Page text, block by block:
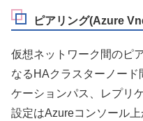
ピアリング(Azure
仮想ネットワーク間のピ
なるHAクラスターノー
ケーションパス、レプリ
設定はAzureコンソール